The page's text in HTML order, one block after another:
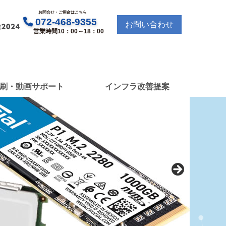
お問合せ・ご用命はこちら
072-468-9355
営業時間10：00～18：00
お問い合わせ
・動画サポート インフラ改善提案